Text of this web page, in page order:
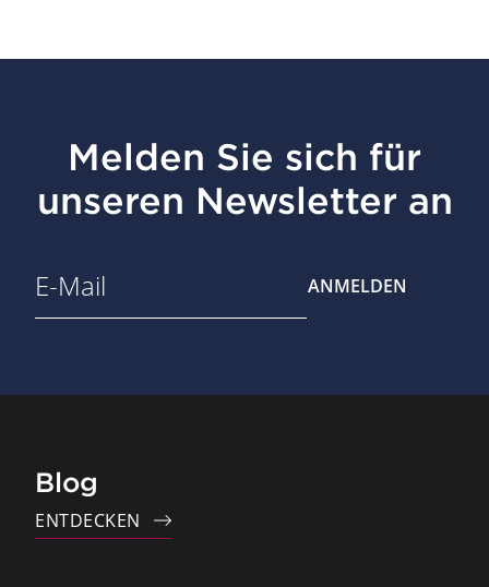
Melden Sie sich für
unseren Newsletter an
ANMELDEN
Blog
ENTDECKEN